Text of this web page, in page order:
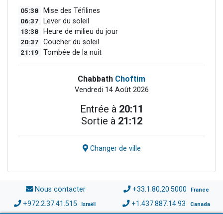
05:38 Mise des Téfilines
06:37 Lever du soleil
13:38 Heure de milieu du jour
20:37 Coucher du soleil
21:19 Tombée de la nuit
Chabbath Choftim
Vendredi 14 Août 2026
Entrée à 20:11
Sortie à 21:12
Changer de ville
Nous contacter +33.1.80.20.5000 France
+972.2.37.41.515 Israël +1.437.887.14.93 Canada